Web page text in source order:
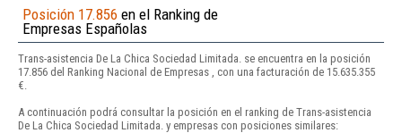
Posición 17.856 en el Ranking de
Empresas Españolas
Trans-asistencia De La Chica Sociedad Limitada. se encuentra en la posición
17.856 del Ranking Nacional de Empresas , con una facturación de 15.635.355
€.
A continuación podrá consultar la posición en el ranking de Trans-asistencia
De La Chica Sociedad Limitada. y empresas con posiciones similares: